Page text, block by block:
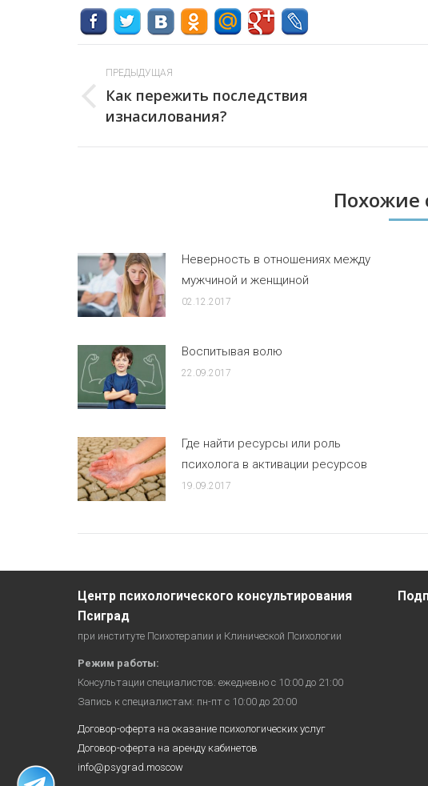
по
записям
ПРЕДЫДУЩАЯ
Предыдущая
запись:
Как пережить последствия
изнасилования?
Похожие
Неверность в отношениях между
мужчиной и женщиной
02.12.2017
Воспитывая волю
22.09.2017
Где найти ресурсы или роль
психолога в активации ресурсов
19.09.2017
Центр психологического консультирования
Псиград
при институте Психотерапии и Клинической Психологии
Режим работы:
Консультации специалистов: ежедневно с 10:00 до 21:00
Запись к специалистам: пн-пт с 10:00 до 20:00
Договор-оферта на оказание психологических услуг
Договор-оферта на аренду кабинетов
info@psygrad.moscow